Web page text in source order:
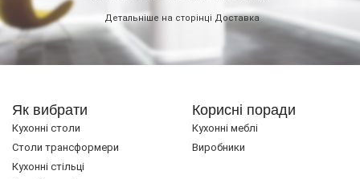
Детальніше на сторінці Доставка
Як вибрати
Кухонні столи
Cтоли трансформери
Кухонні стільці
Корисні поради
Кухонні меблі
Виробники